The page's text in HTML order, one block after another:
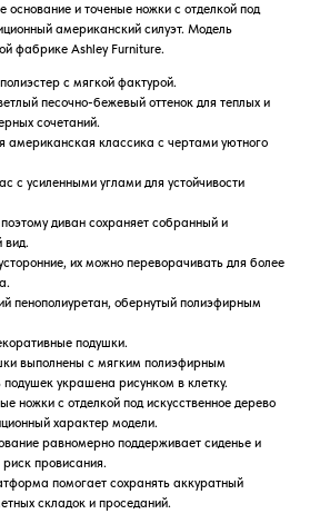
основание и точеные ножки с отделкой под
американский силуэт. Модель
фабрике Ashley Furniture.
с мягкой фактурой.
песочно-бежевый оттенок для теплых и
сочетаний.
американская классика с чертами уютного
с усиленными углами для устойчивости
диван сохраняет собранный и
вид.
их можно переворачивать для более
пенополиуретан, обернутый полиэфирным
подушки.
выполнены с мягким полиэфирным
украшена рисунком в клетку.
ножки с отделкой под искусственное дерево
характер модели.
равномерно поддерживает сиденье и
провисания.
помогает сохранять аккуратный
складок и проседаний.